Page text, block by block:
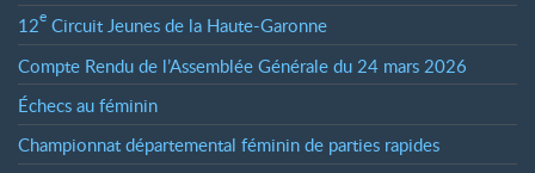
12e Circuit Jeunes de la Haute-Garonne
Compte Rendu de l’Assemblée Générale du 24 mars 2026
Échecs au féminin
Championnat départemental féminin de parties rapides